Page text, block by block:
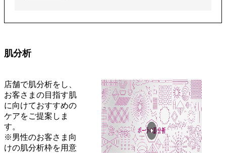
肌分析
店舗で肌分析をし、
お客さまの目指す肌
に向けておすすめの
ケアをご提案しま
す。
※男性のお客さま向
けの肌分析枠を用意